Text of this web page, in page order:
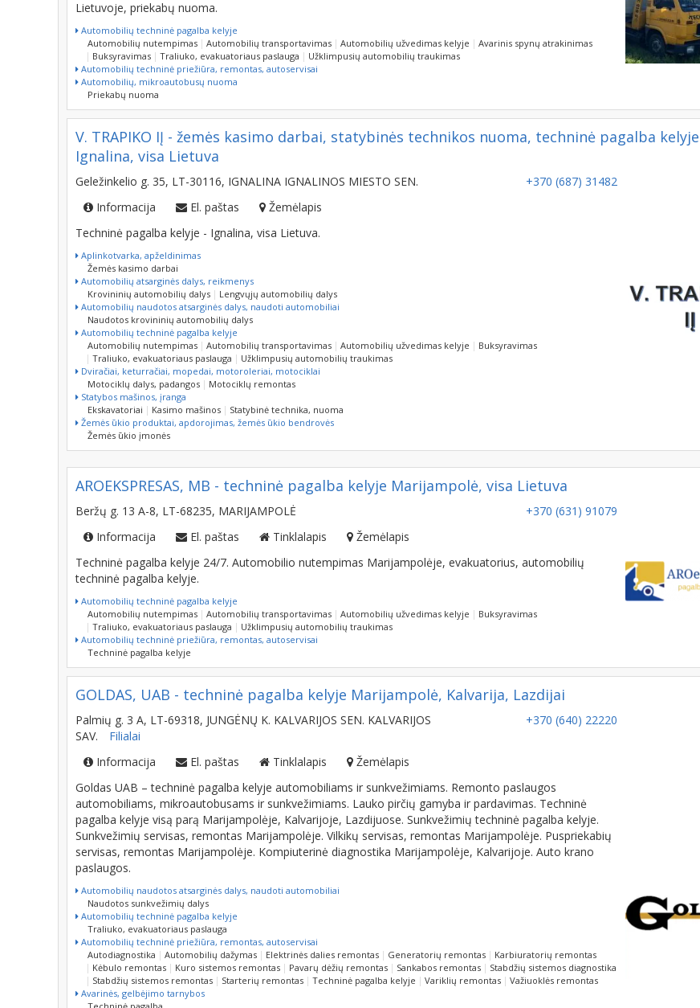
Automobilių techninė pagalba kelyje
Automobilių nutempimas
Automobilių transportavimas
Buksyravimas
Traliuko, evakuatoriaus paslauga
Užklimpusių automobilių traukimas
Automobilių techninė priežiūra, remontas, autoservisai
Automobilių, mikroautobusų nuoma
Priekabų nuoma
V. TRAPIKO IĮ - žemės kasimo darbai, statybinės technikos nuoma, techninė pagalba kelyje
Ignalina, visa Lietuva
Geležinkelio g. 35, LT-30116, IGNALINA IGNALINOS MIESTO SEN.
Informacija
El. paštas
Žemėlapis
Techninė pagalba kelyje - Ignalina, visa Lietuva.
Aplinkotvarka, apželdinimas
Žemės kasimo darbai
Automobilių atsarginės dalys, reikmenys
Krovininių automobilių dalys
Lengvųjų automobilių dalys
Automobilių naudotos atsarginės dalys, naudoti automobiliai
Naudotos krovininių automobilių dalys
Automobilių techninė pagalba kelyje
Automobilių nutempimas
Automobilių transportavimas
Traliuko, evakuatoriaus paslauga
Užklimpusių automobilių traukimas
Dviračiai, keturračiai, mopedai, motoroleriai, motociklai
Motociklų dalys, padangos
Motociklų remontas
Statybos mašinos, įranga
Ekskavatoriai
Kasimo mašinos
Statybinė technika, nuoma
Žemės ūkio produktai, apdorojimas, žemės ūkio bendrovės
Žemės ūkio įmonės
AROEKSPRESAS, MB - techninė pagalba kelyje Marijampolė, visa Lietuva
Beržų g. 13 A-8, LT-68235, MARIJAMPOLĖ
+370 (631) 91079
Informacija
El. paštas Tinklalapis
Techninė pagalba kelyje 24/7. Automobilio nutempimas Marijampolėje, evakuatorius, automobilių
techninė pagalba kelyje.
Automobilių techninė pagalba kelyje
Automobilių nutempimas
Automobilių transportavimas
Traliuko, evakuatoriaus paslauga
Užklimpusių automobilių traukimas
Automobilių techninė priežiūra, remontas, autoservisai
Techninė pagalba kelyje
GOLDAS, UAB - techninė pagalba kelyje Marijampolė, Kalvarija, Lazdijai
Palmių g. 3 A, LT-69318, JUNGĖNŲ K. KALVARIJOS SEN. KALVARIJOS
SAV.
Filialai
+370 (640) 22220
Informacija
Goldas UAB – techninė pagalba kelyje automobiliams ir sunkvežimiams. Remonto paslaugos
automobiliams, mikroautobusams ir sunkvežimiams. Lauko pirčių gamyba ir pardavimas. Techninė
pagalba kelyje visą parą Marijampolėje, Kalvarijoje, Lazdijuose. Sunkvežimių techninė pagalba kelyje.
Sunkvežimių servisas, remontas Marijampolėje. Vilkikų servisas, remontas Marijampolėje. Puspriekabių
servisas, remontas Marijampolėje. Kompiuterinė diagnostika Marijampolėje, Kalvarijoje. Auto krano
paslaugos.
Automobilių naudotos atsarginės dalys, naudoti automobiliai
Naudotos sunkvežimių dalys
Automobilių techninė pagalba kelyje
Traliuko, evakuatoriaus paslauga
Automobilių techninė priežiūra, remontas, autoservisai
Autodiagnostika
Automobilių dažymas Elektrinės dalies remontas
Kėbulo remontas
Kuro sistemos remontas Pavarų dėžių remontas Sankabos remontas
Stabdžių sistemos diagnostika
Stabdžių sistemos remontas
Starterių remontas Techninė pagalba kelyje Variklių remontas
Važiuoklės remontas
Avarinės, gelbėjimo tarnybos
Techninė pagalba
Krovininiai automobiliai, sunkvežimiai, vilkikai, autobusai